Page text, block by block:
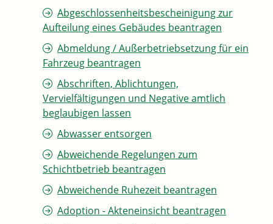
Abgeschlossenheitsbescheinigung zur
Aufteilung eines Gebäudes beantragen
Abmeldung / Außerbetriebsetzung für ein
Fahrzeug beantragen
Abschriften, Ablichtungen,
Vervielfältigungen und Negative amtlich
beglaubigen lassen
Abwasser entsorgen
Abweichende Regelungen zum
Schichtbetrieb beantragen
Abweichende Ruhezeit beantragen
Adoption - Akteneinsicht beantragen